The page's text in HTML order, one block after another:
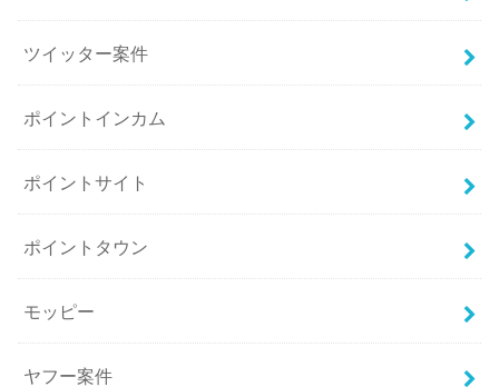
ツイッター案件
ポイントインカム
ポイントサイト
ポイントタウン
モッピー
ヤフー案件